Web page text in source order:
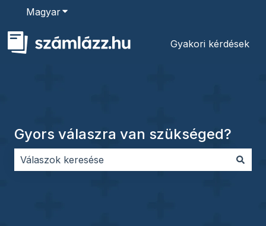
MagyarAlmenü megjelenítése fordításokhoz
Gyakori kérdések
Gyors válaszra van szükséged?